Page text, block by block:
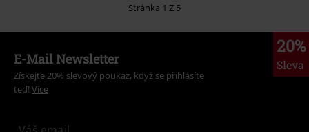
Stránka 1 Z 5
20%
Sleva
E-Mail Newsletter
Získejte 20% slevový poukaz, když se přihlásíte
teď! Více